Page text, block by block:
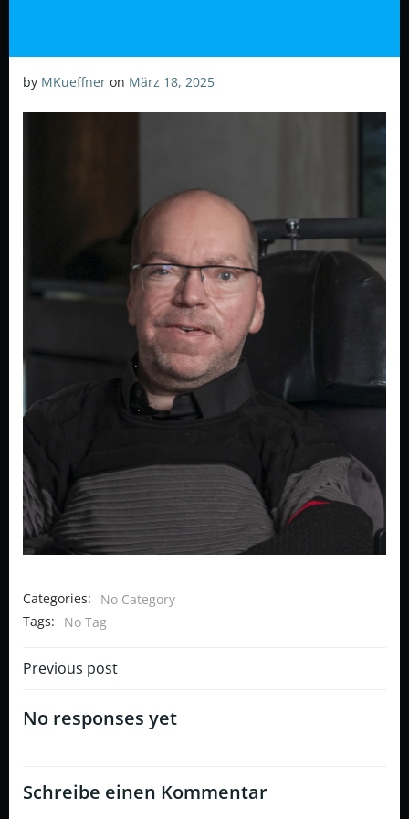
by MKueffner on März 18, 2025
Categories:
No Category
Tags:
No Tag
Post
navigation
Previous post
No responses yet
Schreibe einen Kommentar